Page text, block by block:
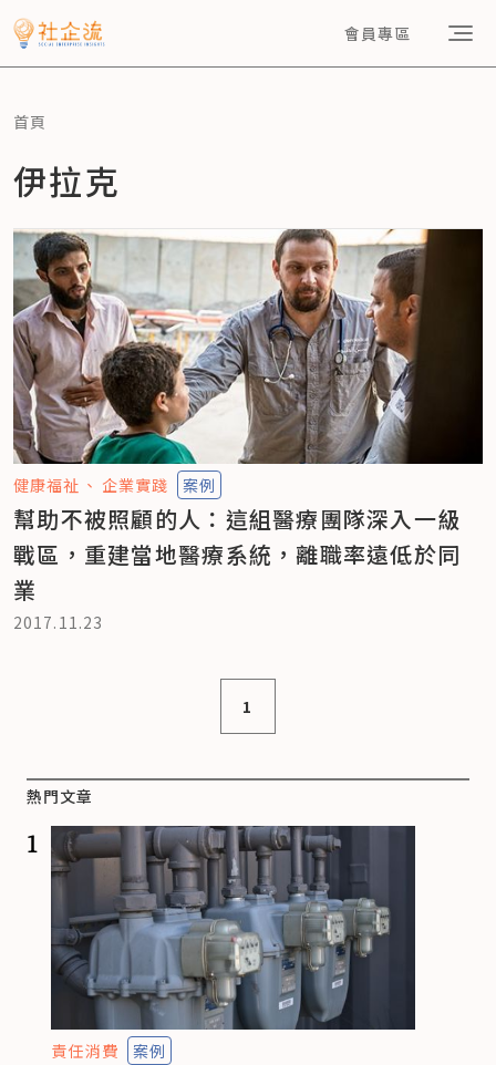
會員專區
首頁
伊拉克
健康福祉 企業實踐 案例
幫助不被照顧的人：這組醫療團隊深入一級
戰區，重建當地醫療系統，離職率遠低於同
業
2017.11.23
1
熱門文章
1
責任消費 案例